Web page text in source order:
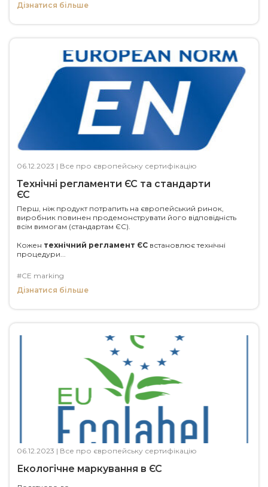
Дізнатися більше
06.12.2023 | Все про європейську сертифікацію
Технічні регламенти ЄС та стандарти
ЄС
Перш, ніж продукт потрапить на європейський ринок,
виробник повинен продемонструвати його відповідність
всім вимогам (стандартам ЄС).
Кожен технічний регламент ЄС встановлює технічні
процедури...
#CE marking
Дізнатися більше
06.12.2023 | Все про європейську сертифікацію
Екологічне маркування в ЄС